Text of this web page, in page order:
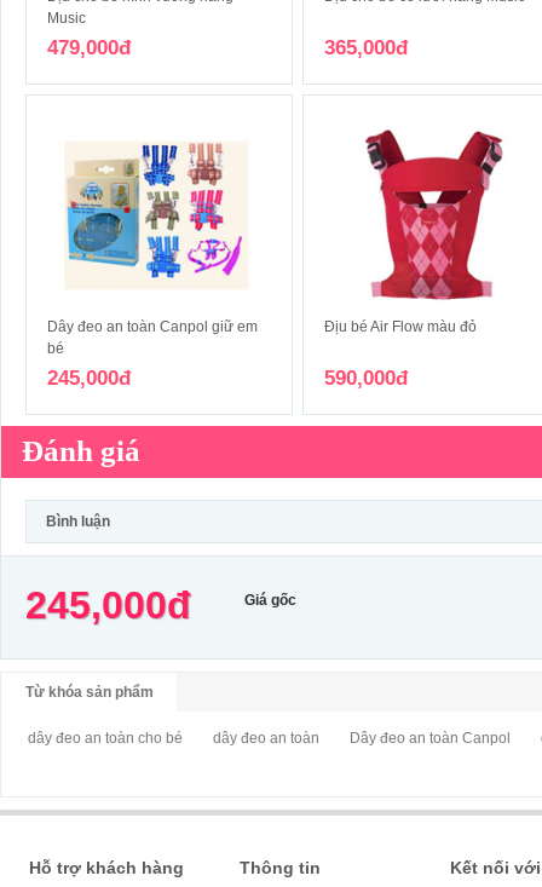
Music
479,000đ 365,000đ
Dây đeo an toàn Canpol giữ em
bé
245,000đ
Địu bé Air Flow màu đỏ
590,000đ
Đánh giá
Bình luận
245,000đ Giá gốc
Từ khóa sản phẩm
dây đeo an toàn cho bé dây đeo an toàn Dây đeo an toàn Canpol
Hỗ trợ khách hàng Thông tin Kết nối